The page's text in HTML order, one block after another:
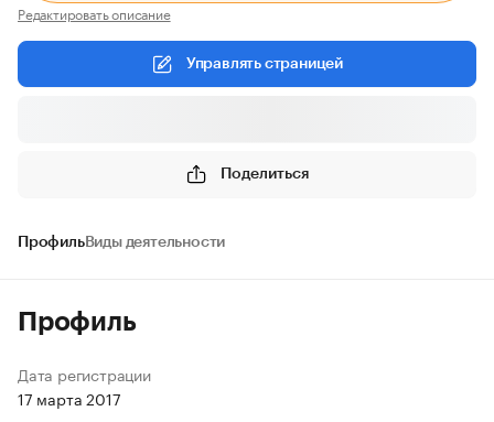
Редактировать описание
Управлять страницей
Поделиться
ПрофильВиды деятельности
Профиль
Дата регистрации
17 марта 2017